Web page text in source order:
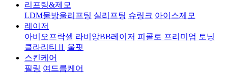
리프팅&제모
LDM물방울리프팅 실리프팅 슈링크 아이스제모
레이저
아비오프락셀 라비앙BB레이저 피콜로 프리미엄 토닝
클라리티Ⅱ 울핏
스킨케어
필링 여드름케어